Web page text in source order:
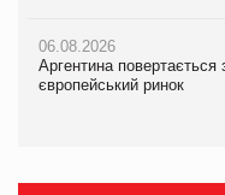
06.08.2026
Аргентина повертається
європейський ринок
Смачне поповнення
новинки від ТМ ТОКЕРИ
06.08.2026
Аргентина повертається
європейський ринок